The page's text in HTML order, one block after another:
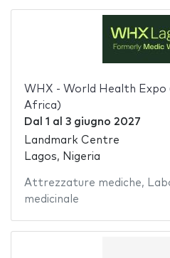
WHX - World Health
Africa)
Dal 1 al 3 giugno 2027
Landmark Centre
Lagos, Nigeria
Attrezzature mediche,
medicinale